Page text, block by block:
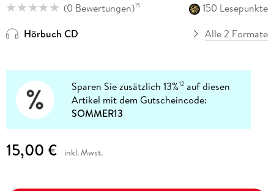
(0 Bewertungen)15
150 Lesepunkte
Hörbuch CD
Alle 2 Formate
Sparen Sie zusätzlich 13%12 auf diesen
Artikel mit dem Gutscheincode:
SOMMER13
15,00 € inkl. Mwst.